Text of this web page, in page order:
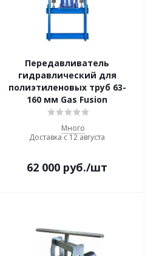
Передавливатель
гидравлический для
полиэтиленовых труб 63-
160 мм Gas Fusion
Много
Доставка с 12 августа
62 000 руб./шт